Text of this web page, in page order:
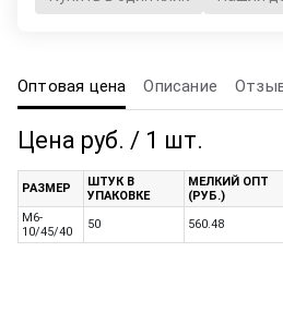
Оптовая цена Описание
Цена руб. / 1 шт.
РАЗМЕР
ШТУК В
УПАКОВКЕ
МЕЛКИЙ ОПТ
(РУБ.)
M6-
10/45/40
50 560.48